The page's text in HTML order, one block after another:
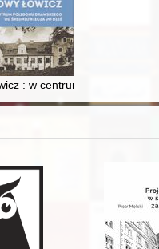
: w centrum poligonu